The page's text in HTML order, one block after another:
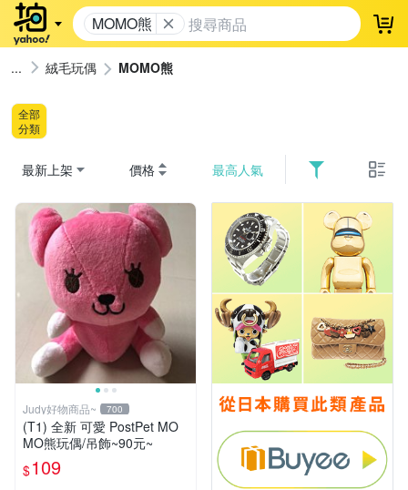
MOMO熊 登
絨毛玩偶 MOMO熊
全部
分類
最新上架 價格 最高人氣
Judy好物商品~ 700
(T1) 全新 可愛 PostPet MO
MO熊玩偶/吊飾~90元~
$109